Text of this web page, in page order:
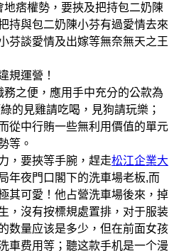
痞權勢，要挾及把持包二奶陳
持與包二奶陳小芬有過愛情去來
芬談愛情及出嫁等無奈無天之王
運營！
之便，應用手中充分的公款為
的見雞請吃喝，見狗請玩樂；
從中行賄一些無利用價值的單元
等。
要挾等手腕，趕走松江企業大
年夜門口閣下的洗車場老板,而
其可愛！他占營洗車場後來，掉
，沒有按標規處置排，对于服装
数量应该是多少，但在前面女孩
車费用等；聽这款手机是一个漫